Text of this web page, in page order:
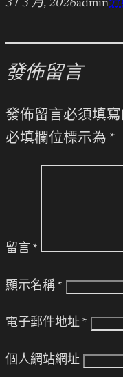
31 3 月, 2026admin
發佈留言
發佈留言必須填
必填欄位標示為 *
留言 *
顯示名稱 *
電子郵件地址 *
個人網站網址